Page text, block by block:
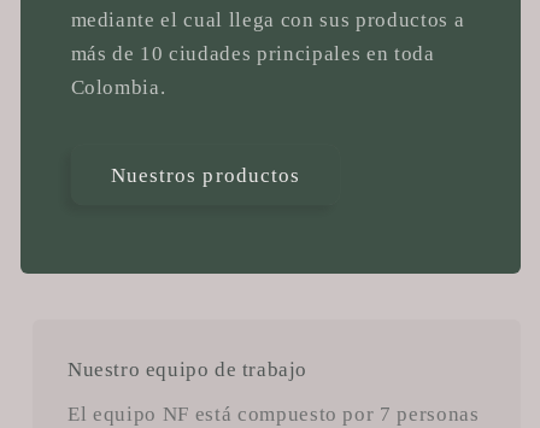
mediante el cual llega con sus productos a
más de 10 ciudades principales en toda
Colombia.
Nuestros productos
Nuestro equipo de trabajo
El equipo NF está compuesto por 7 personas